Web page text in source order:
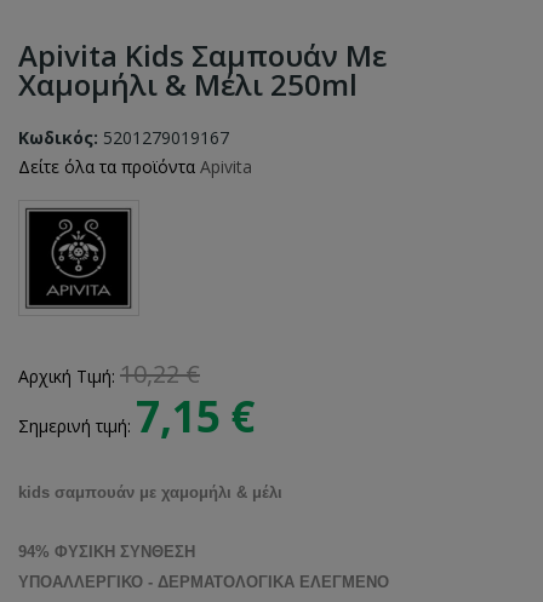
Apivita Kids Σαμπουάν Με
Χαμομήλι & Μέλι 250ml
Κωδικός: 5201279019167
Δείτε όλα τα προϊόντα Apivita
Αρχική Τιμή: 10,22 €
Σημερινή τιμή: 7,15 €
kids σαμπουάν με χαμομήλι & μέλι
94% ΦΥΣΙΚΗ ΣΥΝΘΕΣΗ
ΥΠΟΑΛΛΕΡΓΙΚΟ - ΔΕΡΜΑΤΟΛΟΓΙΚΑ ΕΛΕΓΜΕΝΟ